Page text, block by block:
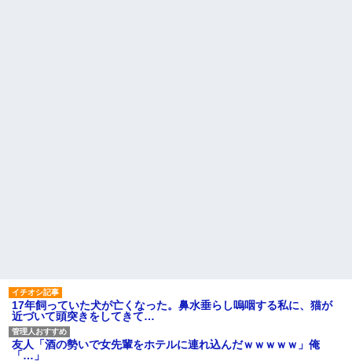
こに金庫があったから、開けて
みようとしただけ☆』義兄「泥
は出てけ！二度と来るな！」結
果・・・
私「初めて飲む味だけどなん
のお茶？」彼「ちっ！」私「」
17年飼っていた犬が亡くなった。鼻水垂らし嗚咽する私に、猫が
近づいて頭突きをしてきて…
友人「酒の勢いで女先輩をホテルに連れ込んだｗｗｗｗｗ」俺
「…」